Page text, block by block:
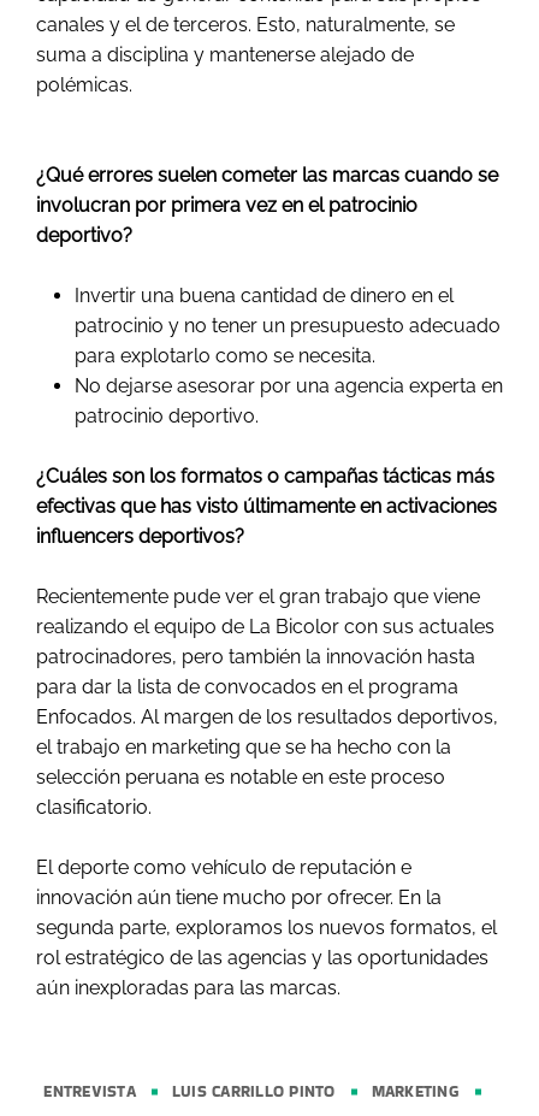
canales y el de terceros. Esto, naturalmente, se
suma a disciplina y mantenerse alejado de
polémicas.
¿Qué errores suelen cometer las marcas cuando se
involucran por primera vez en el patrocinio
deportivo?
Invertir una buena cantidad de dinero en el
patrocinio y no tener un presupuesto adecuado
para explotarlo como se necesita.
No dejarse asesorar por una agencia experta en
patrocinio deportivo.
¿Cuáles son los formatos o campañas tácticas más
efectivas que has visto últimamente en activaciones
influencers deportivos?
Recientemente pude ver el gran trabajo que viene
realizando el equipo de La Bicolor con sus actuales
patrocinadores, pero también la innovación hasta
para dar la lista de convocados en el programa
Enfocados. Al margen de los resultados deportivos,
el trabajo en marketing que se ha hecho con la
selección peruana es notable en este proceso
clasificatorio.
El deporte como vehículo de reputación e
innovación aún tiene mucho por ofrecer. En la
segunda parte, exploramos los nuevos formatos, el
rol estratégico de las agencias y las oportunidades
aún inexploradas para las marcas.
ENTREVISTA LUIS CARRILLO PINTO
MARKETING